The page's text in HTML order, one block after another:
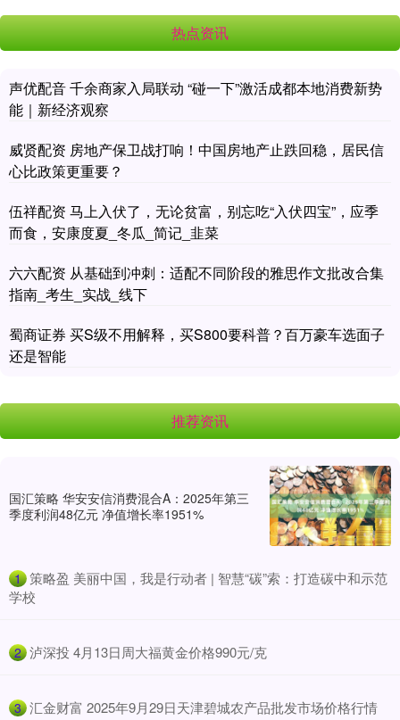
热点资讯
声优配音 千余商家入局联动 “碰一下”激活成都本地消费新势
能｜新经济观察
威贤配资 房地产保卫战打响！中国房地产止跌回稳，居民信
心比政策更重要？
伍祥配资 马上入伏了，无论贫富，别忘吃“入伏四宝”，应季
而食，安康度夏_冬瓜_简记_韭菜
六六配资 从基础到冲刺：适配不同阶段的雅思作文批改合集
指南_考生_实战_线下
蜀商证券 买S级不用解释，买S800要科普？百万豪车选面子
还是智能
推荐资讯
国汇策略 华安安信消费混合A：2025年第三
季度利润48亿元 净值增长率1951%
1 ​策略盈 美丽中国，我是行动者 | 智慧“碳”索：打造碳中和示范
学校
2 ​泸深投 4月13日周大福黄金价格990元/克
3 ​汇金财富 2025年9月29日天津碧城农产品批发市场价格行情